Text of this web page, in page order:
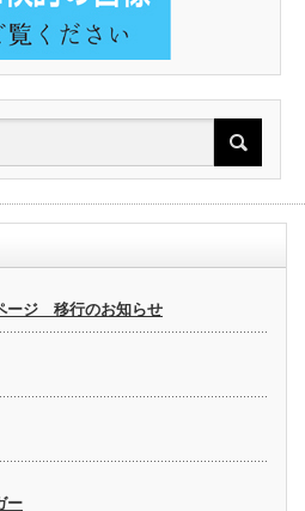
ージ 移行のお知らせ
ー